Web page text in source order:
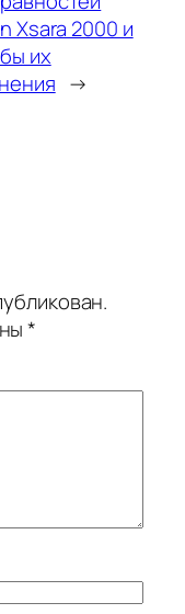
Xsara 2000 и
их
→
*